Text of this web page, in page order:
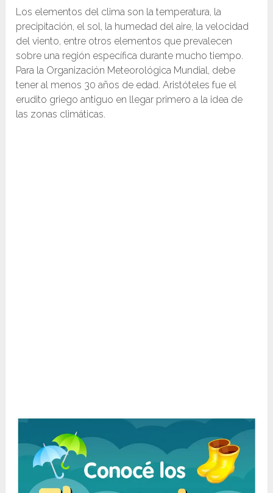
Los elementos del clima son la temperatura, la
precipitación, el sol, la humedad del aire, la velocidad
del viento, entre otros elementos que prevalecen
sobre una región específica durante mucho tiempo.
Para la Organización Meteorológica Mundial, debe
tener al menos 30 años de edad. Aristóteles fue el
erudito griego antiguo en llegar primero a la idea de
las zonas climáticas.